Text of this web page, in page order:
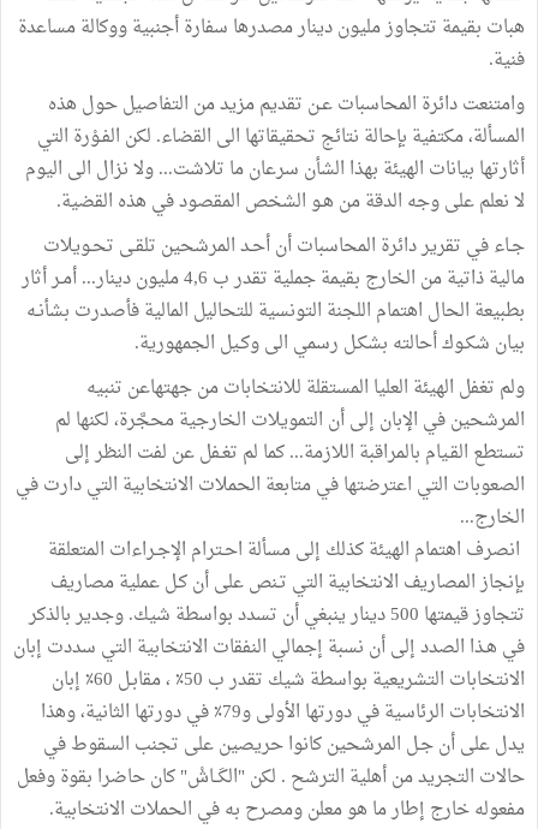
هبات بقيمة تتجاوز مليون دينار مصدرها سفارة أجنبية ووكالة مساعدة
فنية.
وامتنعت دائرة المحاسبات عـن تقديم مزيد من التفاصيل حول هذه
المسألة، مكتفية بإحالة نتائج تحقيقاتها الى القضاء. لكن الفـوْرة التي
أثارتها بيانات الهيئة بهذا الشأن سرعان ما تلاشت... ولا نزال الى اليوم
لا نعلم على وجه الدقة من هـو الشخص المقصود في هذه القضية.
جـاء في تقرير دائرة المحاسبات أن أحـد المرشحين تلقـى تحـويلات
مالية ذاتية من الخارج بقيمة جملية تقدر ب 4,6 مليون دينار... أمـر أثار
بطبيعة الحال اهتمام اللجنة التونسية للتحاليل المالية فأصدرت بشأنـه
بيان شكـوك أحالته بشكـل رسمي الى وكـيل الجمهورية.
ولم تغفل الهيئة العليا المستقلة للانتخابات من جهتهاعن تنبيه
المرشحين في الإبان إلى أن التمويلات الخارجية محجَّرة، لكنها لم
تستطع القـيام بالمراقبة اللازمة... كما لم تغـفل عن لفت النظر إلى
الصعوبات التي اعترضتها في متابعة الحملات الانتخابية التي دارت في
الخارج...
انصرف اهتمام الهيئة كذلك إلى مسألة احـترام الإجـراءات المتعلقة
بإنجاز المصاريف الانتخابية التي تـنص على أن كـل عملية مصاريف
تتجاوز قيمتها 500 دينار ينبغي أن تسدد بواسطة شيك. وجدير بالذكر
في هـذا الصدد إلى أن نسبة إجمالي النفقات الانتخابية التي سددت إبان
الانتخابات التشريعية بواسطة شيك تقدر ب 50٪ ، مقابـل 60٪ إبان
الانتخابات الرئاسية في دورتها الأولى و79٪ في دورتها الثانية، وهذا
يدل على أن جـل المرشحين كانوا حريصين على تجنب السقوط في
حالات التجريد من أهلية الترشح . لكن "الكَــاشْ" كان حاضرا بقوة وفعل
مفعوله خارج إطار ما هو معلن ومصرح به في الحملات الانتخابية.